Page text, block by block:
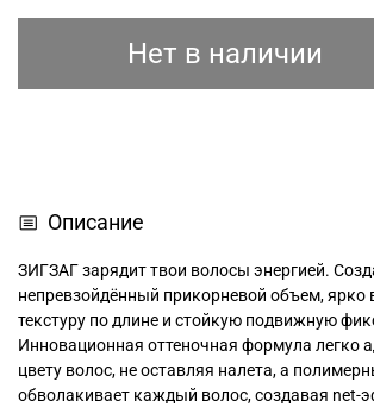
Нет в наличии
Описание
ЗИГЗАГ зарядит твои волосы энергией.
непревзойдённый прикорневой объем,
текстуру по длине и стойкую подвижную
Инновационная оттеночная формула легко
цвету волос, не оставляя налета, а
обволакивает каждый волос, создавая net-